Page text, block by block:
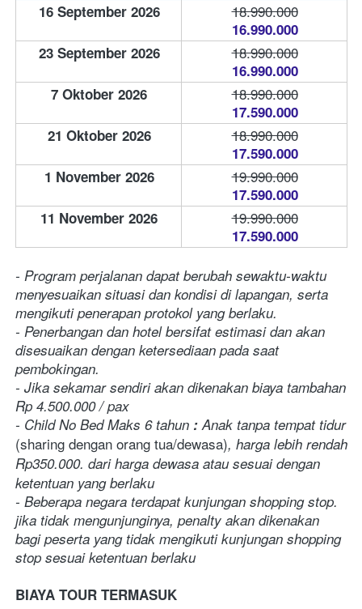
16 September 2026
18.990.000
16.990.000
23 September 2026
18.990.000
16.990.000
7 Oktober 2026
18.990.000
17.590.000
21 Oktober 2026
18.990.000
17.590.000
1 November 2026
19.990.000
17.590.000
11 November 2026
19.990.000
17.590.000
- Program perjalanan dapat berubah sewaktu-waktu
menyesuaikan situasi dan kondisi di lapangan, serta
mengikuti penerapan protokol yang berlaku.
- Penerbangan dan hotel bersifat estimasi dan akan
disesuaikan dengan ketersediaan pada saat
pembokingan.
- Jika sekamar sendiri akan dikenakan biaya tambahan
Rp 4.500.000 / pax
- Child No Bed Maks 6 tahun : Anak tanpa tempat tidur
(sharing dengan orang tua/dewasa), harga lebih rendah
Rp350.000. dari harga dewasa atau sesuai dengan
ketentuan yang berlaku
- Beberapa negara terdapat kunjungan shopping stop.
jika tidak mengunjunginya, penalty akan dikenakan
bagi peserta yang tidak mengikuti kunjungan shopping
stop sesuai ketentuan berlaku
BIAYA TOUR TERMASUK